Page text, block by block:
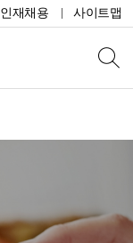
인재채용 사이트맵